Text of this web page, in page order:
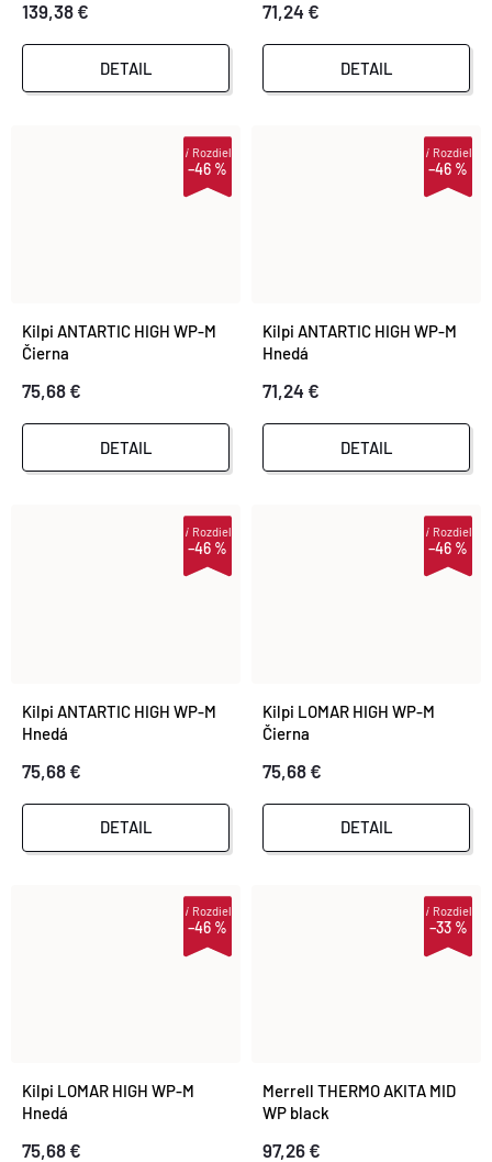
139,38 €
DETAIL
71,24 €
DETAIL
–46 %
iRozdiel
Kilpi ANTARTIC HIGH WP-M
Čierna
75,68 €
DETAIL
–46 %
iRozdiel
Kilpi ANTARTIC HIGH WP-M
Hnedá
71,24 €
DETAIL
–46 %
iRozdiel
Kilpi ANTARTIC HIGH WP-M
Hnedá
75,68 €
DETAIL
–46 %
iRozdiel
Kilpi LOMAR HIGH WP-M
Čierna
75,68 €
DETAIL
–46 %
iRozdiel
Kilpi LOMAR HIGH WP-M
Hnedá
75,68 €
–33 %
iRozdiel
Merrell THERMO AKITA MID
WP black
97,26 €